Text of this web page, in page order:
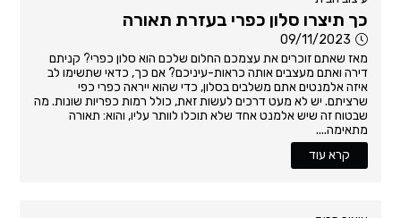
כך תיצרו סלון כפרי בעזרת תאורה
09/11/2023
מאז שאתם זוכרים את עצמכם החלום שלכם הוא סלון כפרי? קניתם
דירה ואתם מעצבים אותה כראות-עיניכם? אם כך, כדאי שתשימו לב
איזה אלמנטים אתם משלבים בסלון, כדי שהוא ייראה כפרי כפי
שרציתם. יש לא מעט דרכים לעשות זאת, כולל רמות כפריות שונות. מה
שבטוח זה שיש אלמנט אחד שלא תוכלו לוותר עליו, והוא: תאורה
מתאימה....
קרא עוד